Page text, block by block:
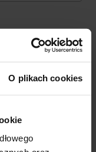
O plikach cookies